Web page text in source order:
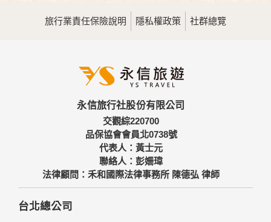
旅行業責任保險說明 隱私權政策 社群總覽
永信旅行社股份有限公司
交觀綜220700
品保協會會員北0738號
代表人：黃士元
聯絡人：彭姍瑋
法律顧問：禾和國際法律事務所 陳德弘 律師
台北總公司